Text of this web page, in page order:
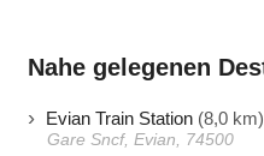
Nahe gelegenen
Evian Train Station (8,0 km)
Gare Sncf, Evian, 74500